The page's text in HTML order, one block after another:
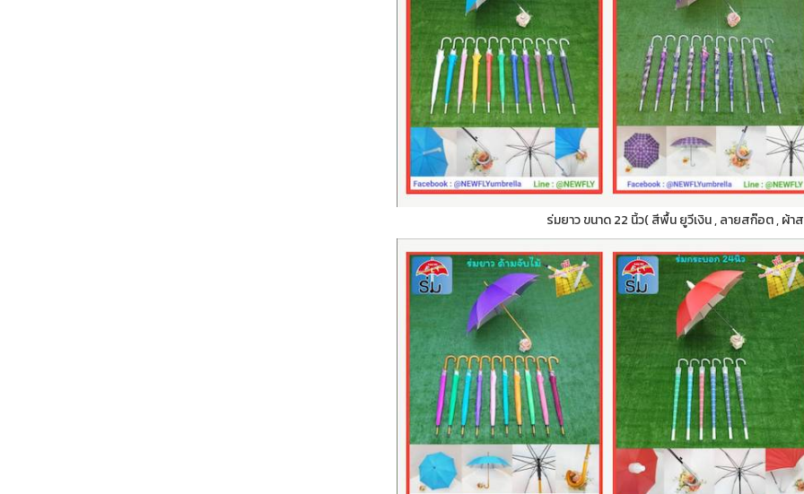
ร่มยาว ขนาด 22 นิ้ว( สีพื้น ยูวีเงิน , ลายสก๊อต , ผ้า